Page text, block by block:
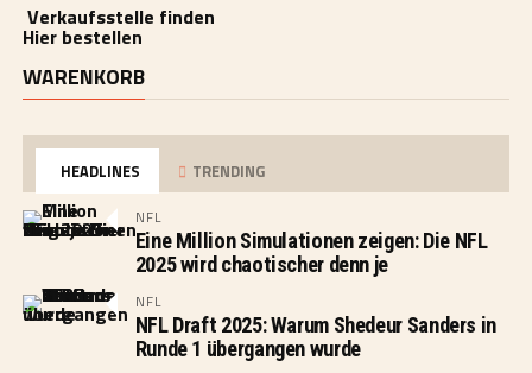
Verkaufsstelle finden
Hier bestellen
WARENKORB
HEADLINES TRENDING
NFL
Eine Million Simulationen zeigen: Die NFL
2025 wird chaotischer denn je
NFL
NFL Draft 2025: Warum Shedeur Sanders in
Runde 1 übergangen wurde